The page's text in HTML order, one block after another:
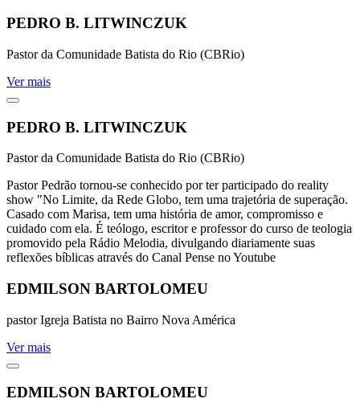
PEDRO B. LITWINCZUK
Pastor da Comunidade Batista do Rio (CBRio)
Ver mais
PEDRO B. LITWINCZUK
Pastor da Comunidade Batista do Rio (CBRio)
Pastor Pedrão tornou-se conhecido por ter participado do reality
show "No Limite, da Rede Globo, tem uma trajetória de superação.
Casado com Marisa, tem uma história de amor, compromisso e
cuidado com ela. É teólogo, escritor e professor do curso de teologia
promovido pela Rádio Melodia, divulgando diariamente suas
reflexões bíblicas através do Canal Pense no Youtube
EDMILSON BARTOLOMEU
pastor Igreja Batista no Bairro Nova América
Ver mais
EDMILSON BARTOLOMEU